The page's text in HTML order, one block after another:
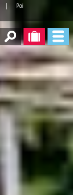
Poi